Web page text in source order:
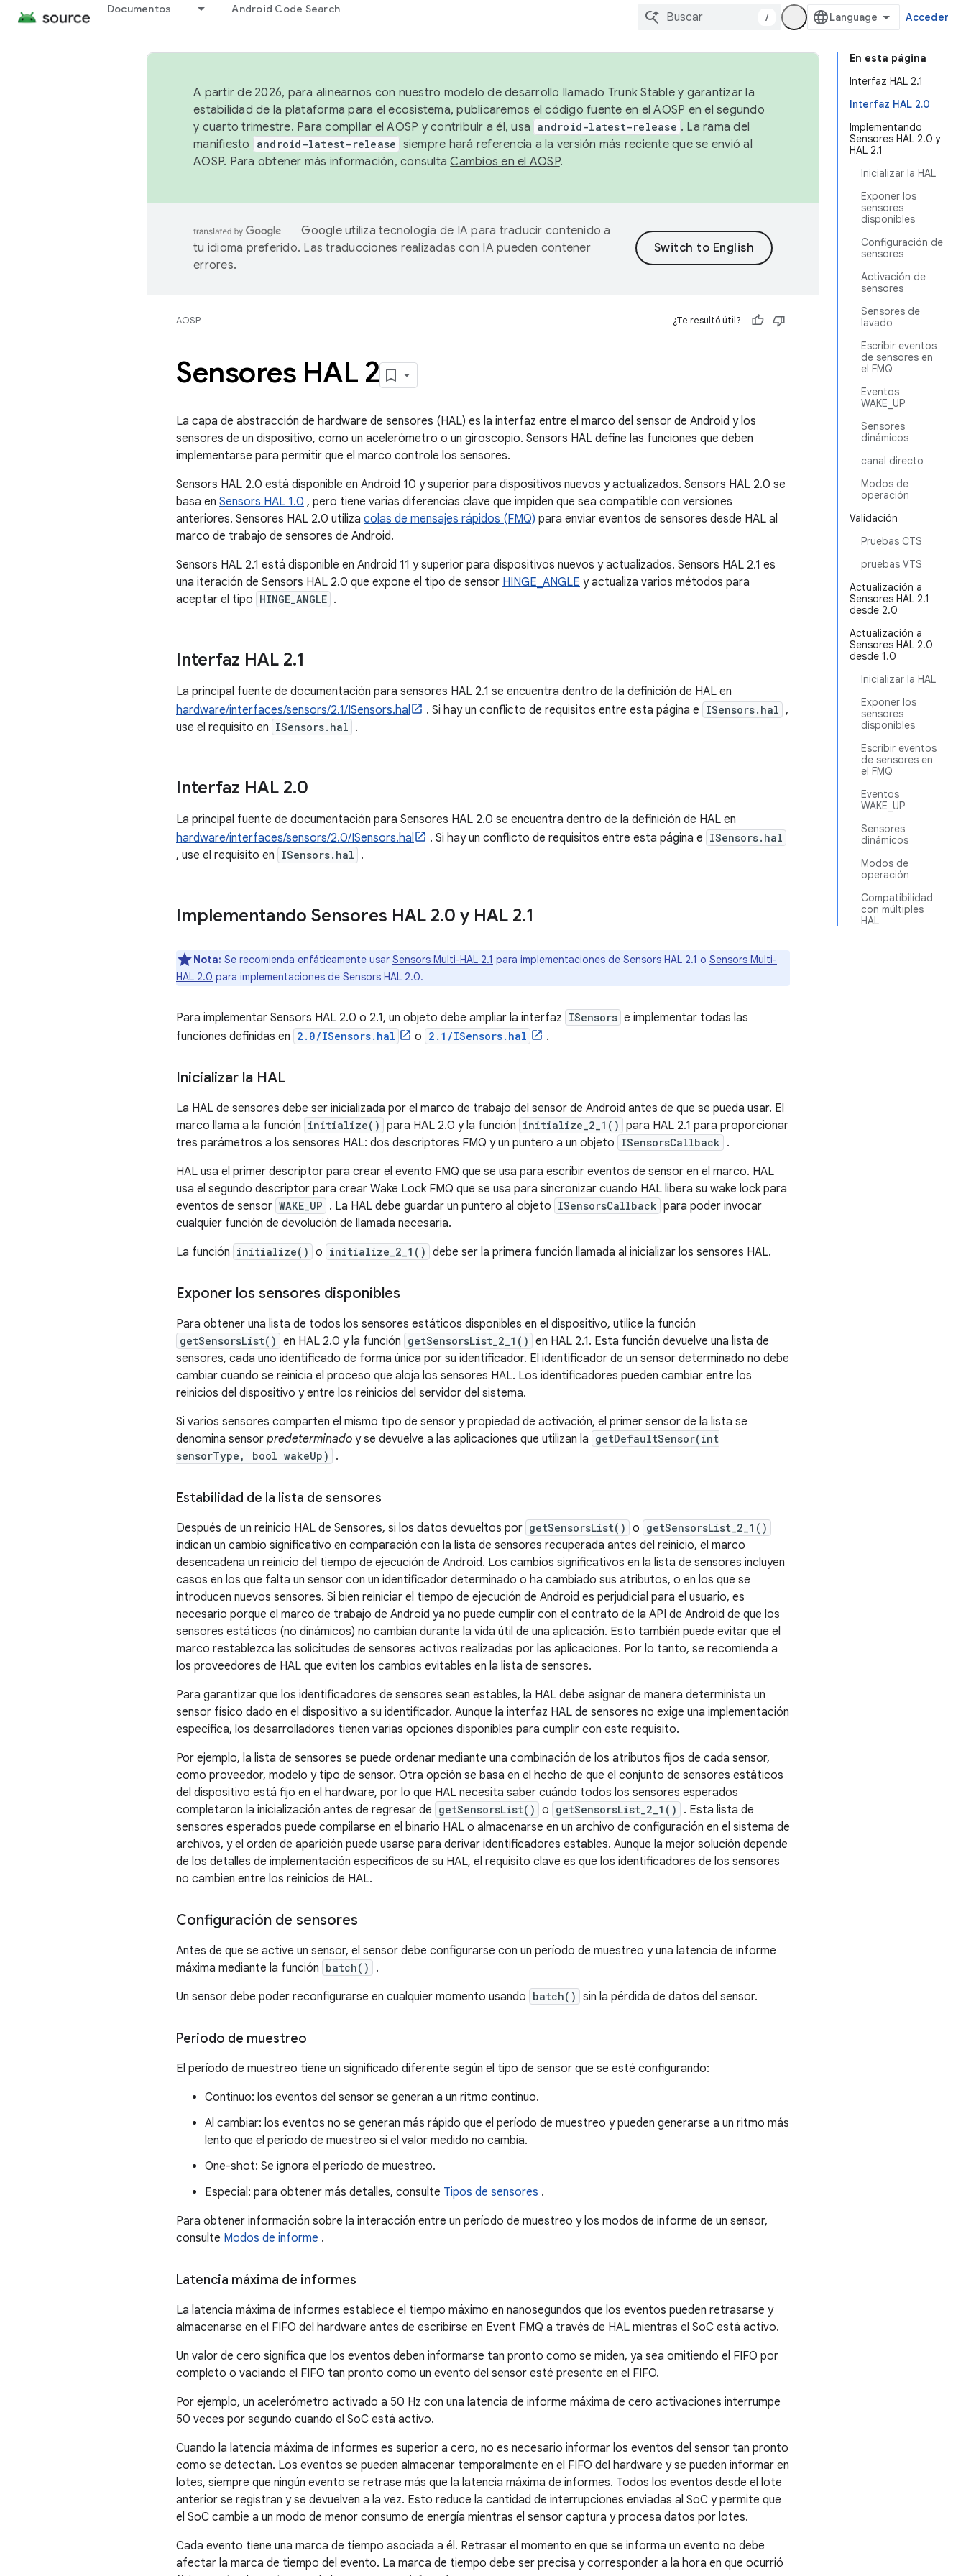
Documentos Android Code Search
/ Acceder
En esta página
Interfaz HAL 2.1
Interfaz HAL 2.0
Implementando
Sensores HAL 2.0 y
HAL 2.1
Inicializar la HAL
Exponer los
sensores
disponibles
Configuración de
sensores
Activación de
sensores
Sensores de
lavado
Escribir eventos
de sensores en
el FMQ
Eventos
WAKE_UP
Sensores
dinámicos
canal directo
Modos de
operación
Validación
Pruebas CTS
pruebas VTS
Actualización a
Sensores HAL 2.1
desde 2.0
Actualización a
Sensores HAL 2.0
desde 1.0
Inicializar la HAL
Exponer los
sensores
disponibles
Escribir eventos
de sensores en
el FMQ
Eventos
WAKE_UP
Sensores
dinámicos
Modos de
operación
Compatibilidad
con múltiples
HAL
A partir de 2026, para alinearnos con nuestro modelo de desarrollo llamado Trunk Stable y garantizar la
estabilidad de la plataforma para el ecosistema, publicaremos el código fuente en el AOSP en el segundo
y cuarto trimestre. Para compilar el AOSP y contribuir a él, usa android-latest-release . La rama del
manifiesto
android-latest-release siempre hará referencia a la versión más reciente que se envió al
AOSP. Para obtener más información, consultaCambios en el AOSP.
Google utiliza tecnología de IA para traducir contenido a
tu idioma preferido. Las traducciones realizadas con IA pueden contener
errores.
AOSP ¿Te resultó útil?
Sensores HAL 2
La capa de abstracción de hardware de sensores (HAL) es la interfaz entre el marco del sensor de Android y los
sensores de un dispositivo, como un acelerómetro o un giroscopio. Sensors HAL define las funciones que deben
implementarse para permitir que el marco controle los sensores.
Sensors HAL 2.0 está disponible en Android 10 y superior para dispositivos nuevos y actualizados. Sensors HAL 2.0 se
basa en Sensors HAL 1.0 , pero tiene varias diferencias clave que impiden que sea compatible con versiones
anteriores. Sensores HAL 2.0 utiliza colas de mensajes rápidos (FMQ) para enviar eventos de sensores desde HAL al
marco de trabajo de sensores de Android.
Sensors HAL 2.1 está disponible en Android 11 y superior para dispositivos nuevos y actualizados. Sensors HAL 2.1 es
una iteración de Sensors HAL 2.0 que expone el tipo de sensor HINGE_ANGLE y actualiza varios métodos para
aceptar el tipo HINGE_ANGLE .
Interfaz HAL 2.1
La principal fuente de documentación para sensores HAL 2.1 se encuentra dentro de la definición de HAL en
hardware/interfaces/sensors/2.1/ISensors.hal
. Si hay un conflicto de requisitos entre esta página e ISensors.hal ,
use el requisito en ISensors.hal .
Interfaz HAL 2.0
La principal fuente de documentación para Sensores HAL 2.0 se encuentra dentro de la definición de HAL en
hardware/interfaces/sensors/2.0/ISensors.hal
. Si hay un conflicto de requisitos entre esta página e ISensors.hal
, use el requisito en ISensors.hal .
Implementando Sensores HAL 2.0 y HAL 2.1
Nota: Se recomienda enfáticamente usar Sensors Multi-HAL 2.1 para implementaciones de Sensors HAL 2.1 o Sensors Multi-
HAL 2.0 para implementaciones de Sensors HAL 2.0.
Para implementar Sensors HAL 2.0 o 2.1, un objeto debe ampliar la interfaz ISensors e implementar todas las
funciones definidas en 2.0/ISensors.hal o 2.1/ISensors.hal .
Inicializar la HAL
La HAL de sensores debe ser inicializada por el marco de trabajo del sensor de Android antes de que se pueda usar. El
marco llama a la función initialize() para HAL 2.0 y la función initialize_2_1() para HAL 2.1 para proporcionar
tres parámetros a los sensores HAL: dos descriptores FMQ y un puntero a un objeto ISensorsCallback .
HAL usa el primer descriptor para crear el evento FMQ que se usa para escribir eventos de sensor en el marco. HAL
usa el segundo descriptor para crear Wake Lock FMQ que se usa para sincronizar cuando HAL libera su wake lock para
eventos de sensor WAKE_UP . La HAL debe guardar un puntero al objeto ISensorsCallback para poder invocar
cualquier función de devolución de llamada necesaria.
La función initialize() o initialize_2_1() debe ser la primera función llamada al inicializar los sensores HAL.
Exponer los sensores disponibles
Para obtener una lista de todos los sensores estáticos disponibles en el dispositivo, utilice la función
getSensorsList() en HAL 2.0 y la función getSensorsList_2_1() en HAL 2.1. Esta función devuelve una lista de
sensores, cada uno identificado de forma única por su identificador. El identificador de un sensor determinado no debe
cambiar cuando se reinicia el proceso que aloja los sensores HAL. Los identificadores pueden cambiar entre los
reinicios del dispositivo y entre los reinicios del servidor del sistema.
Si varios sensores comparten el mismo tipo de sensor y propiedad de activación, el primer sensor de la lista se
denomina sensor predeterminado y se devuelve a las aplicaciones que utilizan la getDefaultSensor(int
sensorType, bool wakeUp)
.
Estabilidad de la lista de sensores
Después de un reinicio HAL de Sensores, si los datos devueltos por getSensorsList() o getSensorsList_2_1()
indican un cambio significativo en comparación con la lista de sensores recuperada antes del reinicio, el marco
desencadena un reinicio del tiempo de ejecución de Android. Los cambios significativos en la lista de sensores incluyen
casos en los que falta un sensor con un identificador determinado o ha cambiado sus atributos, o en los que se
introducen nuevos sensores. Si bien reiniciar el tiempo de ejecución de Android es perjudicial para el usuario, es
necesario porque el marco de trabajo de Android ya no puede cumplir con el contrato de la API de Android de que los
sensores estáticos (no dinámicos) no cambian durante la vida útil de una aplicación. Esto también puede evitar que el
marco restablezca las solicitudes de sensores activos realizadas por las aplicaciones. Por lo tanto, se recomienda a
los proveedores de HAL que eviten los cambios evitables en la lista de sensores.
Para garantizar que los identificadores de sensores sean estables, la HAL debe asignar de manera determinista un
sensor físico dado en el dispositivo a su identificador. Aunque la interfaz HAL de sensores no exige una implementación
específica, los desarrolladores tienen varias opciones disponibles para cumplir con este requisito.
Por ejemplo, la lista de sensores se puede ordenar mediante una combinación de los atributos fijos de cada sensor,
como proveedor, modelo y tipo de sensor. Otra opción se basa en el hecho de que el conjunto de sensores estáticos
del dispositivo está fijo en el hardware, por lo que HAL necesita saber cuándo todos los sensores esperados
completaron la inicialización antes de regresar de getSensorsList() o getSensorsList_2_1()
. Esta lista de
sensores esperados puede compilarse en el binario HAL o almacenarse en un archivo de configuración en el sistema de
archivos, y el orden de aparición puede usarse para derivar identificadores estables. Aunque la mejor solución depende
de los detalles de implementación específicos de su HAL, el requisito clave es que los identificadores de los sensores
no cambien entre los reinicios de HAL.
Configuración de sensores
Antes de que se active un sensor, el sensor debe configurarse con un período de muestreo y una latencia de informe
máxima mediante la función batch()
.
Un sensor debe poder reconfigurarse en cualquier momento usando batch() sin la pérdida de datos del sensor.
Periodo de muestreo
El período de muestreo tiene un significado diferente según el tipo de sensor que se esté configurando:
Continuo: los eventos del sensor se generan a un ritmo continuo.
Al cambiar: los eventos no se generan más rápido que el período de muestreo y pueden generarse a un ritmo más
lento que el período de muestreo si el valor medido no cambia.
One-shot: Se ignora el período de muestreo.
Especial: para obtener más detalles, consulte Tipos de sensores .
Para obtener información sobre la interacción entre un período de muestreo y los modos de informe de un sensor,
consulte Modos de informe .
Latencia máxima de informes
La latencia máxima de informes establece el tiempo máximo en nanosegundos que los eventos pueden retrasarse y
almacenarse en el FIFO del hardware antes de escribirse en Event FMQ a través de HAL mientras el SoC está activo.
Un valor de cero significa que los eventos deben informarse tan pronto como se miden, ya sea omitiendo el FIFO por
completo o vaciando el FIFO tan pronto como un evento del sensor esté presente en el FIFO.
Por ejemplo, un acelerómetro activado a 50 Hz con una latencia de informe máxima de cero activaciones interrumpe
50 veces por segundo cuando el SoC está activo.
Cuando la latencia máxima de informes es superior a cero, no es necesario informar los eventos del sensor tan pronto
como se detectan. Los eventos se pueden almacenar temporalmente en el FIFO del hardware y se pueden informar en
lotes, siempre que ningún evento se retrase más que la latencia máxima de informes. Todos los eventos desde el lote
anterior se registran y se devuelven a la vez. Esto reduce la cantidad de interrupciones enviadas al SoC y permite que
el SoC cambie a un modo de menor consumo de energía mientras el sensor captura y procesa datos por lotes.
Cada evento tiene una marca de tiempo asociada a él. Retrasar el momento en que se informa un evento no debe
afectar la marca de tiempo del evento. La marca de tiempo debe ser precisa y corresponder a la hora en que ocurrió